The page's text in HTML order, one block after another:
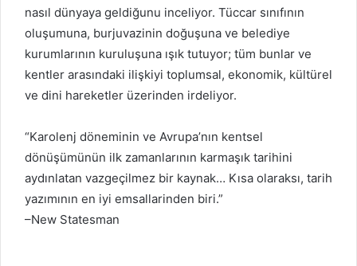
nasıl dünyaya geldiğunu inceliyor. Tüccar sınıfının
oluşumuna, burjuvazinin doğuşuna ve belediye
kurumlarının kuruluşuna ışık tutuyor; tüm bunlar ve
kentler arasındaki ilişkiyi toplumsal, ekonomik, kültürel
ve dini hareketler üzerinden irdeliyor.
“Karolenj döneminin ve Avrupa’nın kentsel
dönüşümünün ilk zamanlarının karmaşık tarihini
aydınlatan vazgeçilmez bir kaynak… Kısa olaraksı, tarih
yazımının en iyi emsallarinden biri.”
–New Statesman